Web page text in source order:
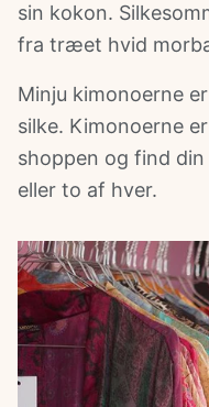
sin kokon.
fra træet hvid
Minju kimonoerne
silke. Kimonoerne
shoppen og find
eller to af hver.